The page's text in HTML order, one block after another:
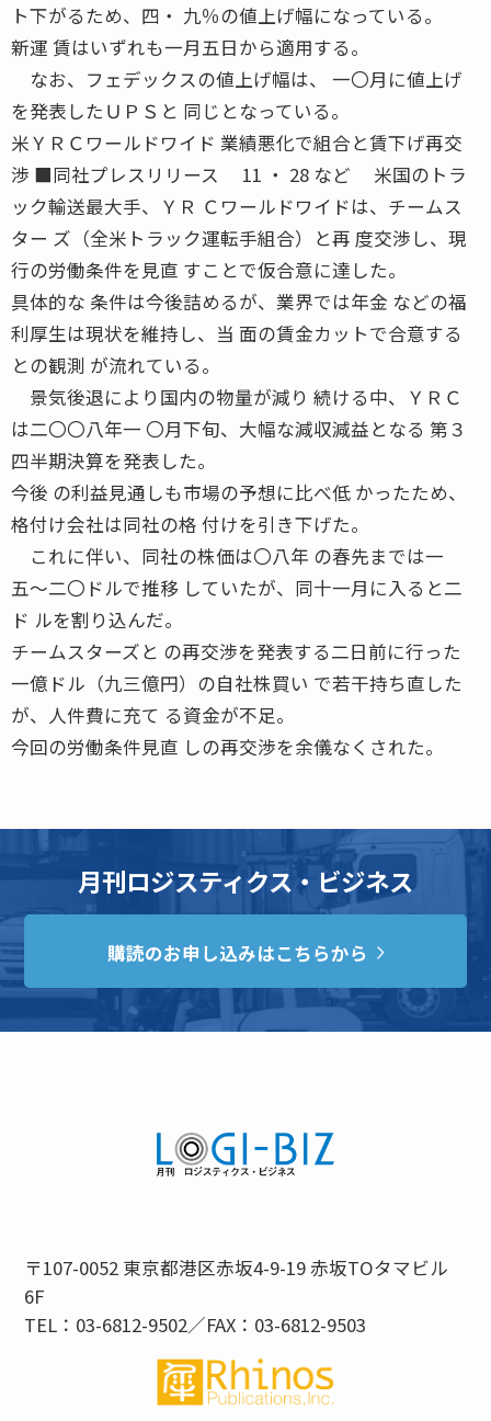
ト下がるため、四・ 九％の値上げ幅になっている。
新運 賃はいずれも一月五日から適用する。
なお、フェデックスの値上げ幅は、 一〇月に値上げ
を発表したＵＰＳと 同じとなっている。
米ＹＲＣワールドワイド 業績悪化で組合と賃下げ再交
渉 ■同社プレスリリース 11 ・ 28 など 米国のトラ
ック輸送最大手、ＹＲ Ｃワールドワイドは、チームス
ター ズ（全米トラック運転手組合）と再 度交渉し、現
行の労働条件を見直 すことで仮合意に達した。
具体的な 条件は今後詰めるが、業界では年金 などの福
利厚生は現状を維持し、当 面の賃金カットで合意する
との観測 が流れている。
景気後退により国内の物量が減り 続ける中、ＹＲＣ
は二〇〇八年一 〇月下旬、大幅な減収減益となる 第３
四半期決算を発表した。
今後 の利益見通しも市場の予想に比べ低 かったため、
格付け会社は同社の格 付けを引き下げた。
これに伴い、同社の株価は〇八年 の春先までは一
五〜二〇ドルで推移 していたが、同十一月に入ると二
ド ルを割り込んだ。
チームスターズと の再交渉を発表する二日前に行った
一億ドル（九三億円）の自社株買い で若干持ち直した
が、人件費に充て る資金が不足。
今回の労働条件見直 しの再交渉を余儀なくされた。
月刊ロジスティクス・ビジネス
購読のお申し込みはこちらから
〒107-0052 東京都港区赤坂4-9-19 赤坂TOタマビル
6F
TEL：03-6812-9502／FAX：03-6812-9503